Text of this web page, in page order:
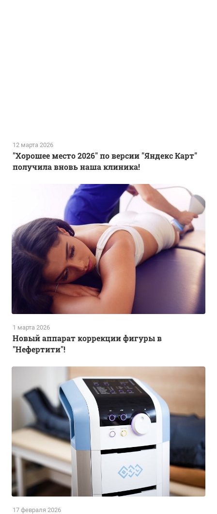
"Хорошее место 2026" по версии "Яндекс Карт"
получила вновь наша клиника!
12 марта 2026
Новый аппарат коррекции фигуры в
"Нефертити"!
1 марта 2026
17 февраля 2026